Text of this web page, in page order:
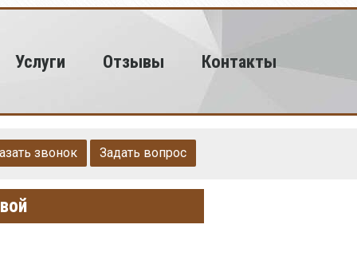
Услуги Отзывы Контакты
звонок Задать вопрос